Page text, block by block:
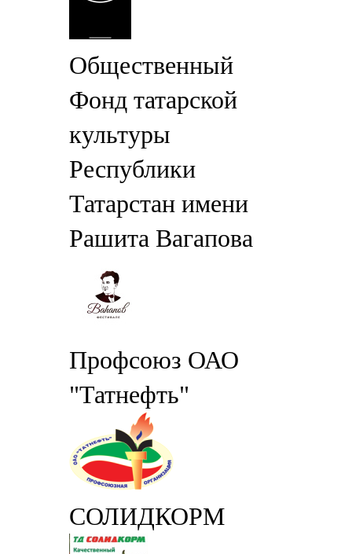
Общественный
Фонд татарской
культуры
Республики
Татарстан имени
Рашита Вагапова
Профсоюз ОАО
"Татнефть"
СОЛИДКОРМ